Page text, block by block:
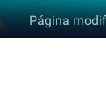
Página